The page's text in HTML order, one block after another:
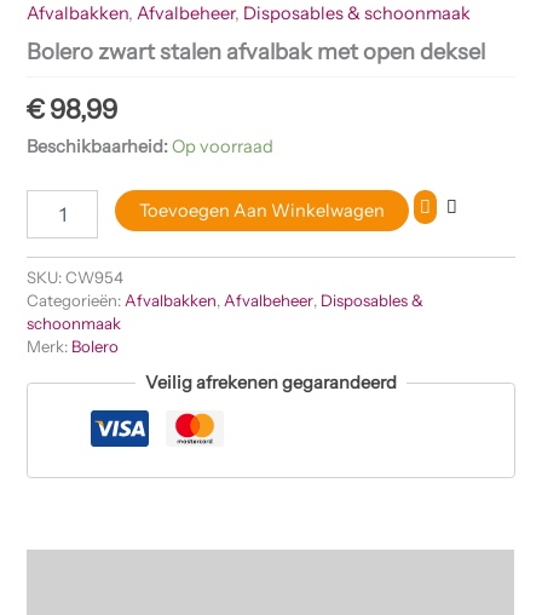
Afvalbakken,Afvalbeheer, Disposables & schoonmaak
Bolero zwart stalen afvalbak met open deksel
€98,99
Beschikbaarheid:Op voorraad
Toevoegen Aan Winkelwagen
SKU:CW954
Categorieën: Afvalbakken, Afvalbeheer, Disposables &
schoonmaak
Merk: Bolero
Veilig afrekenen gegarandeerd